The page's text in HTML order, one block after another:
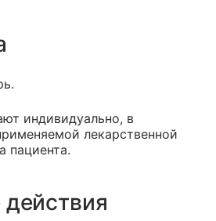
индивидуально, в
лекарственной
пациента.